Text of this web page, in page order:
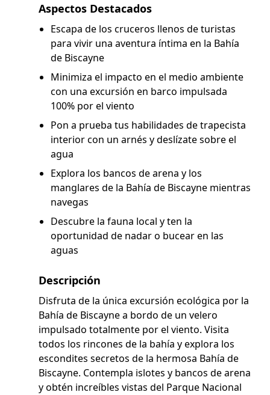
Aspectos Destacados
Escapa de los cruceros llenos de turistas
para vivir una aventura íntima en la Bahía
de Biscayne
Minimiza el impacto en el medio ambiente
con una excursión en barco impulsada
100% por el viento
Pon a prueba tus habilidades de trapecista
interior con un arnés y deslízate sobre el
agua
Explora los bancos de arena y los
manglares de la Bahía de Biscayne mientras
navegas
Descubre la fauna local y ten la
oportunidad de nadar o bucear en las
aguas
Descripción
Disfruta de la única excursión ecológica por la
Bahía de Biscayne a bordo de un velero
impulsado totalmente por el viento. Visita
todos los rincones de la bahía y explora los
escondites secretos de la hermosa Bahía de
Biscayne. Contempla islotes y bancos de arena
y obtén increíbles vistas del Parque Nacional